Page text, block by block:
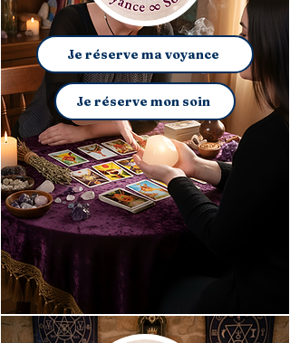
Je réserve ma voyance
Je réserve mon soin